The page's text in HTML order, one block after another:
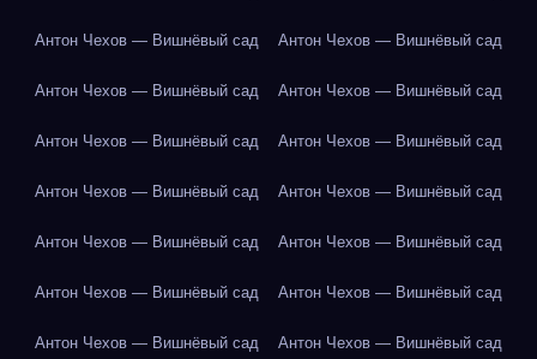
Антон Чехов — Вишнёвый сад Антон Чехов — Вишнёвый сад
Антон Чехов — Вишнёвый сад Антон Чехов — Вишнёвый сад
Антон Чехов — Вишнёвый сад Антон Чехов — Вишнёвый сад
Антон Чехов — Вишнёвый сад Антон Чехов — Вишнёвый сад
Антон Чехов — Вишнёвый сад Антон Чехов — Вишнёвый сад
Антон Чехов — Вишнёвый сад Антон Чехов — Вишнёвый сад
Антон Чехов — Вишнёвый сад Антон Чехов — Вишнёвый сад